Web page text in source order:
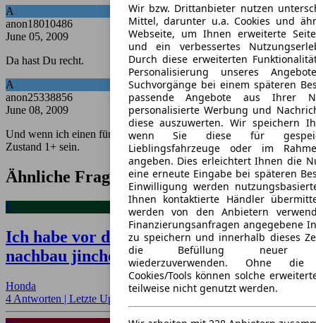
A
anon18010486
June 05, 2009
Da hast Du recht.
A
anon25338856
June 08, 2009
Und wenn ich einen für 4500,- haben möchte sollte er original und
Zustand 1+ sein.
Ähnliche Fragen
L
Ich habe vor drei monaten eine honda dax
nachbau jincheng 49ccm bei ebay gekauft
Honda
4 Antworten | Letzte Update: Fast 18 jahre
Wir bzw. Drittanbieter nutzen
Mittel, darunter u.a. Cookies und
Webseite, um Ihnen erweiterte
und ein verbessertes
Durch diese erweiterten
Personalisierung unseres
Suchvorgänge bei einem späteren
passende Angebote aus Ihrer
personalisierte Werbung und
diese auszuwerten. Wir speichern
wenn Sie diese für
Lieblingsfahrzeuge oder im
angeben. Dies erleichtert Ihnen die
eine erneute Eingabe bei späteren
Einwilligung werden
Ihnen kontaktierte Händler
werden von den Anbietern
Finanzierungsanfragen angegebene
zu speichern und innerhalb dieses
die Befüllung neuer
wiederzuverwenden. Ohne die
Cookies/Tools können solche
teilweise nicht genutzt werden.